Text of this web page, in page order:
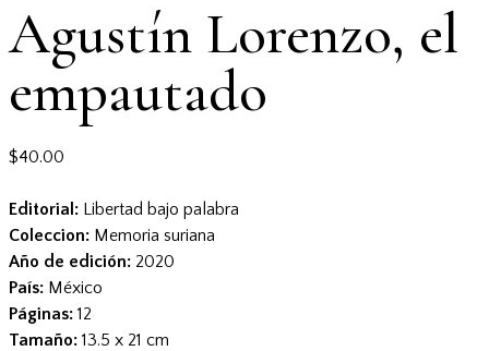
Agustín Lorenzo, el
empautado
$40.00
Editorial: Libertad bajo palabra
Coleccion: Memoria suriana
Año de edición: 2020
País: México
Páginas: 12
Tamaño: 13.5 x 21 cm